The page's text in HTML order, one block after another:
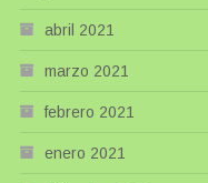
abril 2021
marzo 2021
febrero 2021
enero 2021